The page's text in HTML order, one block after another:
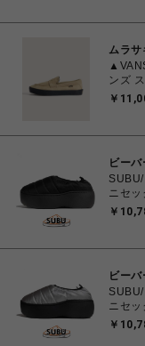
ムラサ
ンズ
￥
ビーバ
ニセッ
￥
ビーバ
ニセッ
￥